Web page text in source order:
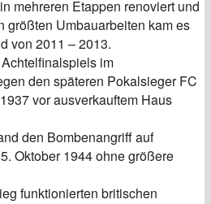
mehreren Etappen renoviert und
größten Umbauarbeiten kam es
von 2011 – 2013.
im
den späteren Pokalsieger FC
vor ausverkauftem Haus
den Bombenangriff auf
Oktober 1944 ohne größere
funktionierten britischen